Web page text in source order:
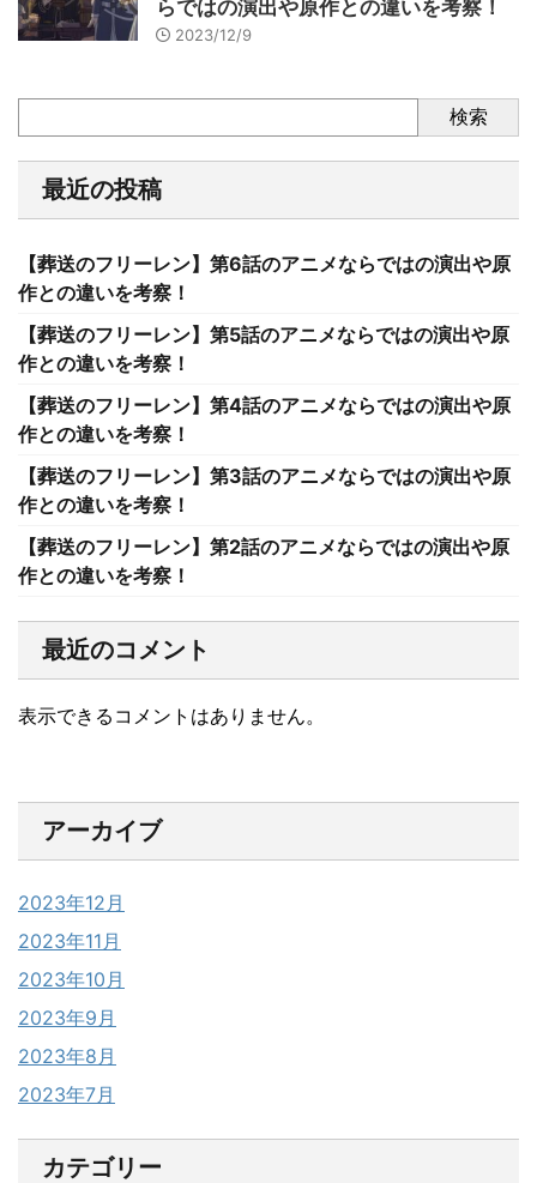
らではの演出や原作との違いを考察！
2023/12/9
検索
最近の投稿
【葬送のフリーレン】第6話のアニメならではの演出や原
作との違いを考察！
【葬送のフリーレン】第5話のアニメならではの演出や原
作との違いを考察！
【葬送のフリーレン】第4話のアニメならではの演出や原
作との違いを考察！
【葬送のフリーレン】第3話のアニメならではの演出や原
作との違いを考察！
【葬送のフリーレン】第2話のアニメならではの演出や原
作との違いを考察！
最近のコメント
表示できるコメントはありません。
アーカイブ
2023年12月
2023年11月
2023年10月
2023年9月
2023年8月
2023年7月
カテゴリー